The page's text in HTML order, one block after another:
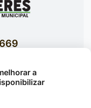
Celeste -
a